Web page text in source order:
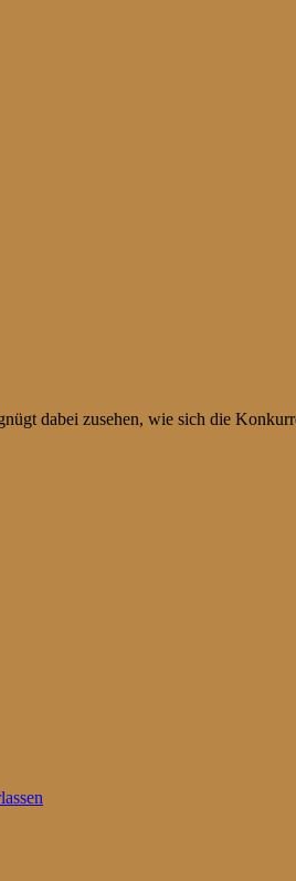
dabei zusehen, wie sich die